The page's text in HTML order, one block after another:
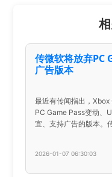
传微软将放弃PC
广告版本
最近有传闻指出，
PC Game Pass变动、
宜、支持广告的版本。
2026-01-07 06:30:03